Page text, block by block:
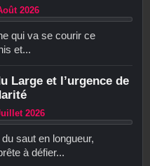
2026
qui va se courir ce
et...
Large et l’urgence de
2026
saut en longueur,
à défier...